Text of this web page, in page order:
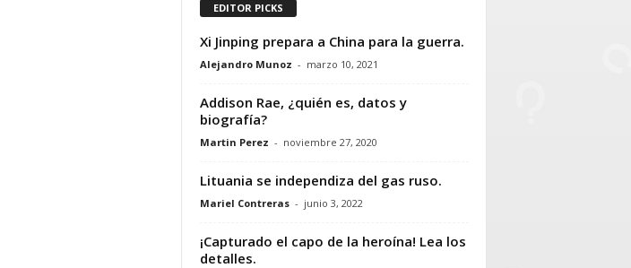
EDITOR PICKS
Xi Jinping prepara a China para la guerra.
Alejandro Munoz - marzo 10, 2021
Addison Rae, ¿quién es, datos y
biografía?
Martin Perez - noviembre 27, 2020
Lituania se independiza del gas ruso.
Mariel Contreras - junio 3, 2022
¡Capturado el capo de la heroína! Lea los
detalles.